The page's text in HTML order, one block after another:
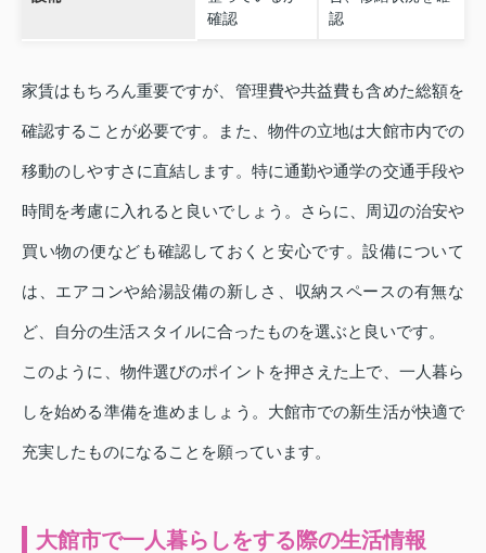
確認
認
家賃はもちろん重要ですが、管理費や共益費も含めた総額を
確認することが必要です。また、物件の立地は大館市内での
移動のしやすさに直結します。特に通勤や通学の交通手段や
時間を考慮に入れると良いでしょう。さらに、周辺の治安や
買い物の便なども確認しておくと安心です。設備について
は、エアコンや給湯設備の新しさ、収納スペースの有無な
ど、自分の生活スタイルに合ったものを選ぶと良いです。
このように、物件選びのポイントを押さえた上で、一人暮ら
しを始める準備を進めましょう。大館市での新生活が快適で
充実したものになることを願っています。
大館市で一人暮らしをする際の生活情報